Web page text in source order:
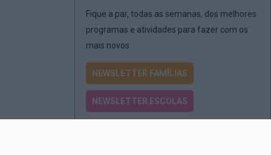
Fique a par, todas as semanas, dos melhores
programas e atividades para fazer com os
mais novos
NEWSLETTER FAMÍLIAS
NEWSLETTER ESCOLAS